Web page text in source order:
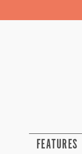
FEATURES